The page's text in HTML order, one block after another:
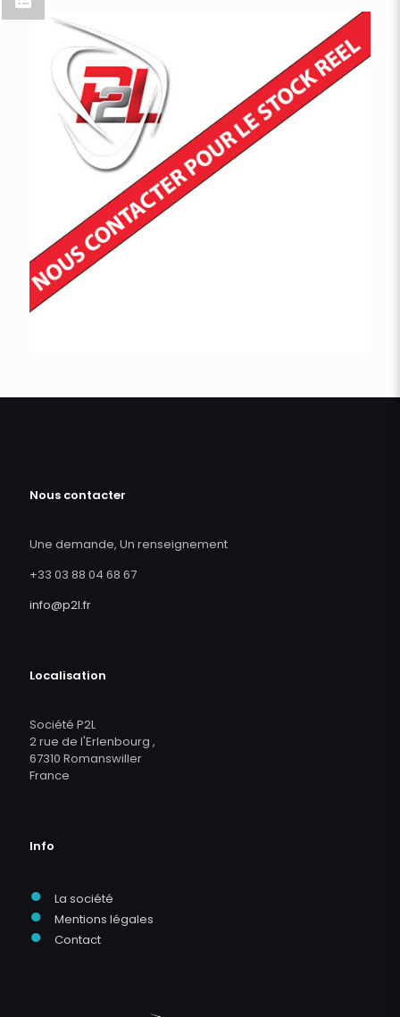
Nous contacter
Une demande, Un renseignement
+33 03 88 04 68 67
info@p2l.fr
Localisation
Société P2L
2 rue de l'Erlenbourg ,
67310 Romanswiller
France
Info
● La société
● Mentions légales
● Contact